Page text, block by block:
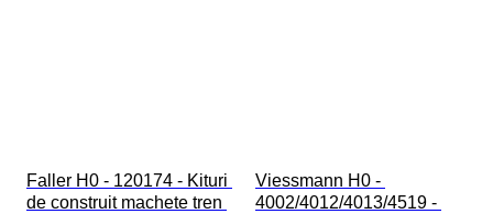
Faller H0 - 120174 - Kituri
de construit machete tren
Viessmann H0 -
4002/4012/4013/4519 -